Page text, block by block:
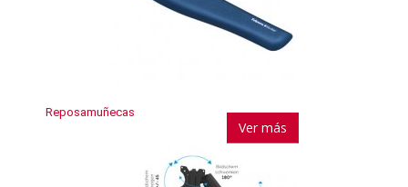
Reposamuñecas
Ver más